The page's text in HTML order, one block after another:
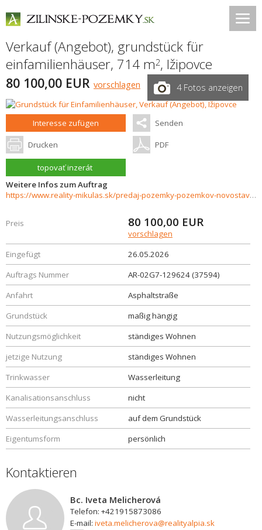
Verkauf (Angebot), grundstück für
einfamilienhäuser, 714 m2, Ižipovce
80 100,00 EUR vorschlagen 4 Fotos anzeigen
Interesse zufügen Senden
Drucken PDF
topovať inzerát
Weitere Infos zum Auftrag
https://www.reality-mikulas.sk/predaj-pozemky-pozemkov-novostavby/Stavebny-pozemok-Izipovce---krasna-priroda-len-2-km-od-Liptovskej-Mary-vhodny-na-rodinny-aj-rekreacny-dom.-37594/?utm_source=areality&utm_medium=xml&utm_term=37594&utm_content=chalupa&utm_c
Preis 80 100,00 EUR
vorschlagen
Eingefügt
26.05.2026
Auftrags Nummer
AR-02G7-129624 (37594)
Anfahrt
Asphaltstraße
Grundstück
maßig hängig
Nutzungsmöglichkeit
ständiges Wohnen
jetzige Nutzung
ständiges Wohnen
Trinkwasser
Wasserleitung
Kanalisationsanschluss
nicht
Wasserleitungsanschluss
auf dem Grundstück
Eigentumsform
persönlich
Kontaktieren
Bc. Iveta Melicherová
Telefon: +421915873086
E-mail: iveta.melicherova@realityalpia.sk